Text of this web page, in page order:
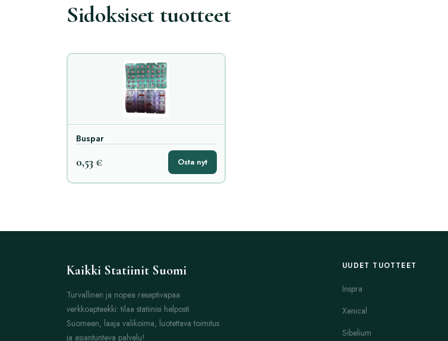
Sidoksiset tuotteet
Buspar
0,53 € Osta nyt
Kaikki Statiinit Suomi
Turvallinen ja nopea reseptivapaa
verkkoapteekki: tilaa statiinisi helposti
Suomeen, laaja valikoima, luotettava toimitus
ja asiantunteva palvelu!
UUDET TUOTTEET
Inspra
Xenical
Sibelium